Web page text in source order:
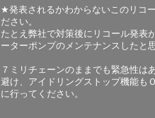
★発表されるかわからないこのリコ
ださい。
たとえ弊社で対策後にリコール発表
ーターポンプのメンテナンスしたと
７ミリチェーンのままでも緊急性は
避け、アイドリングストップ機能も
に行ってください。